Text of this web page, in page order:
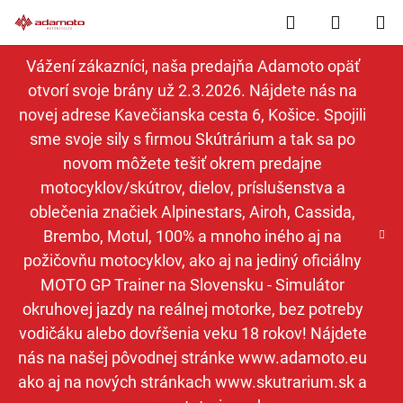
na
obsah
Vážení zákazníci, naša predajňa Adamoto opäť
otvorí svoje brány už 2.3.2026. Nájdete nás na
novej adrese Kavečianska cesta 6, Košice. Spojili
sme svoje sily s firmou Skútrárium a tak sa po
novom môžete tešiť okrem predajne
motocyklov/skútrov, dielov, príslušenstva a
oblečenia značiek Alpinestars, Airoh, Cassida,
Brembo, Motul, 100% a mnoho iného aj na
požičovňu motocyklov, ako aj na jediný oficiálny
MOTO GP Trainer na Slovensku - Simulátor
okruhovej jazdy na reálnej motorke, bez potreby
vodičáku alebo dovŕšenia veku 18 rokov! Nájdete
nás na našej pôvodnej stránke www.adamoto.eu
ako aj na nových stránkach www.skutrarium.sk a
Hľadať
KOŠÍK